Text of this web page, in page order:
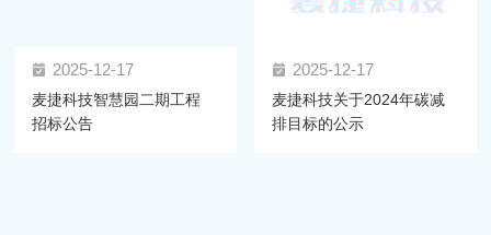
2025-12-17
麦捷科技智慧园二期工程
招标公告
2025-12-17
麦捷科技关于2024年碳减
排目标的公示